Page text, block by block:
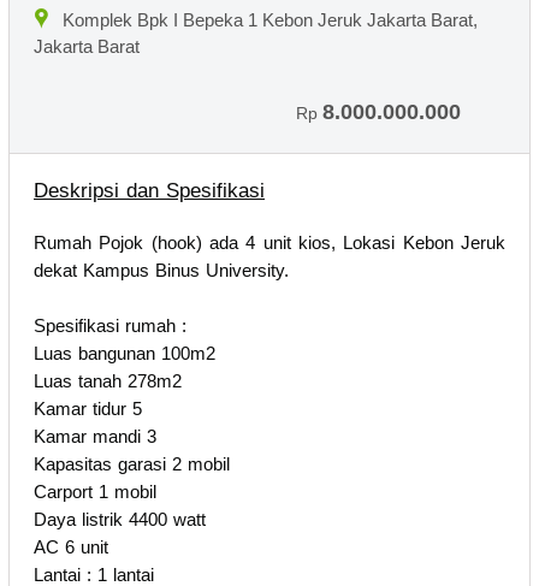
Komplek Bpk I Bepeka 1 Kebon Jeruk Jakarta Barat,
Jakarta Barat
Rp 8.000.000.000
Deskripsi dan Spesifikasi
Rumah Pojok (hook) ada 4 unit kios, Lokasi Kebon Jeruk
dekat Kampus Binus University.
Spesifikasi rumah :
Luas bangunan 100m2
Luas tanah 278m2
Kamar tidur 5
Kamar mandi 3
Kapasitas garasi 2 mobil
Carport 1 mobil
Daya listrik 4400 watt
AC 6 unit
Lantai : 1 lantai